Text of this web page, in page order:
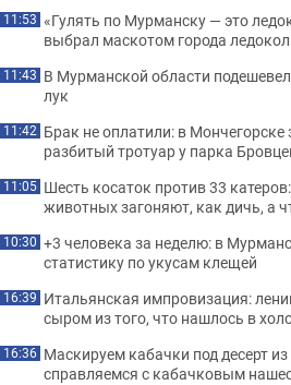
11:53 «Гулять по Мурманску — это
выбрал маскотом города
11:43 В Мурманской области
лук
11:42 Брак не оплатили: в
разбитый тротуар у парка
11:05 Шесть косаток против 33
животных загоняют, как дичь, а
10:30 +3 человека за неделю: в
статистику по укусам клещей
16:39 Итальянская импровизация:
сыром из того, что нашлось в
16:36 Маскируем кабачки под десерт
справляемся с кабачковым